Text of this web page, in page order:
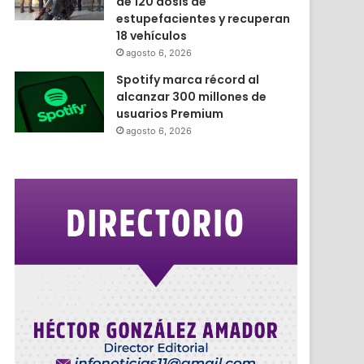
estupefacientes y recuperan
18 vehículos
agosto 6, 2026
Spotify marca récord al
alcanzar 300 millones de
usuarios Premium
agosto 6, 2026